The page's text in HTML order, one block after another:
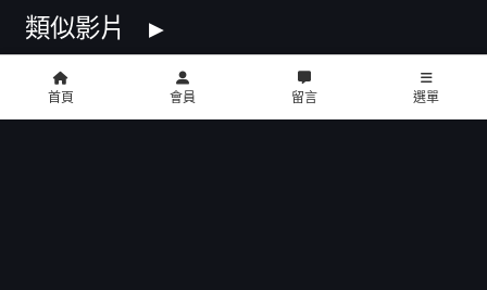
類似影片
首頁 會員 留言 選單